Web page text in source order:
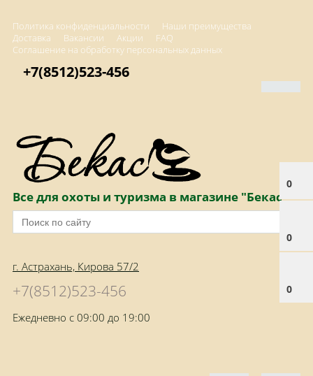
Политика конфиденциальности
Наши преимущества
Доставка
Вакансии Акции
FAQ
Соглашение на обработку персональных данных
0
0
0
+7(8512)523-456
Все для охоты и туризма в магазине "Бекас"
г. Астрахань, Кирова 57/2
+7(8512)523-456
Ежедневно с 09:00 до 19:00